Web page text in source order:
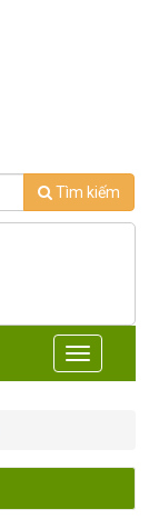
Tìm kiếm
Toggle
navigation